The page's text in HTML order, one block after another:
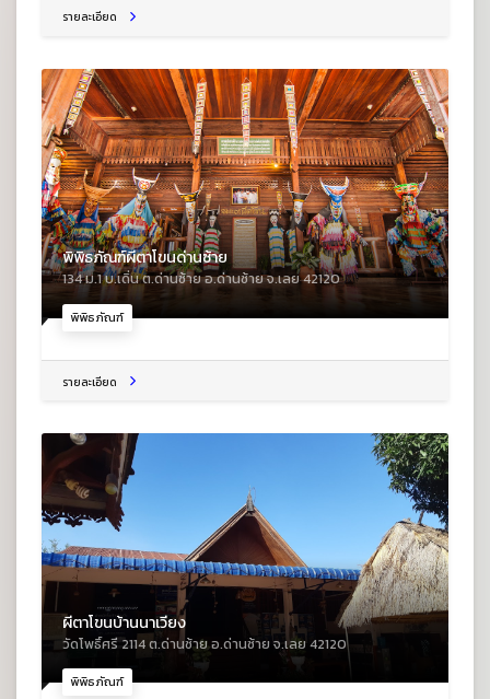
รายละเอียด
พิพิธภัณฑ์
พิพิธภัณฑ์ผีตาโขนด่านซ้าย
134 ม.1 บ.เดิ่น ต.ด่านซ้าย อ.ด่านซ้าย จ.เลย 42120
รายละเอียด
พิพิธภัณฑ์
ผีตาโขนบ้านนาเวียง
วัดโพธิ์ศรี 2114 ต.ด่านซ้าย อ.ด่านซ้าย จ.เลย 42120